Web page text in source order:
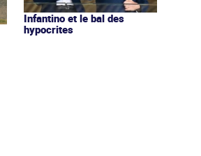
Infantino et le bal des
hypocrites